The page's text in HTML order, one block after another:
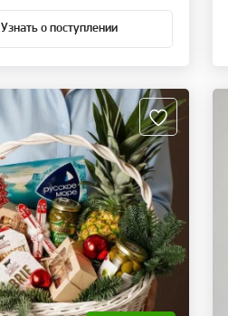
Узнать о поступлении